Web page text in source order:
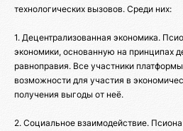
технологических вызовов. Среди них:
1. Децентрализованная экономика.
экономики, основанную на принципах
равноправия. Все участники
возможности для участия в
получения выгоды от неё.
2. Социальное взаимодействие.